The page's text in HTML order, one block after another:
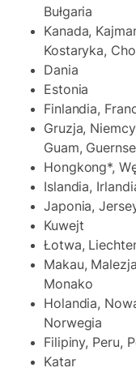
Bułgaria
Kanada,
Kostaryka,
Dania
Estonia
Finlandia,
Gruzja,
Guam,
Hongkong*,
Islandia,
Japonia,
Kuwejt
Łotwa,
Makau,
Monako
Holandia,
Norwegia
Filipiny, Peru,
Katar